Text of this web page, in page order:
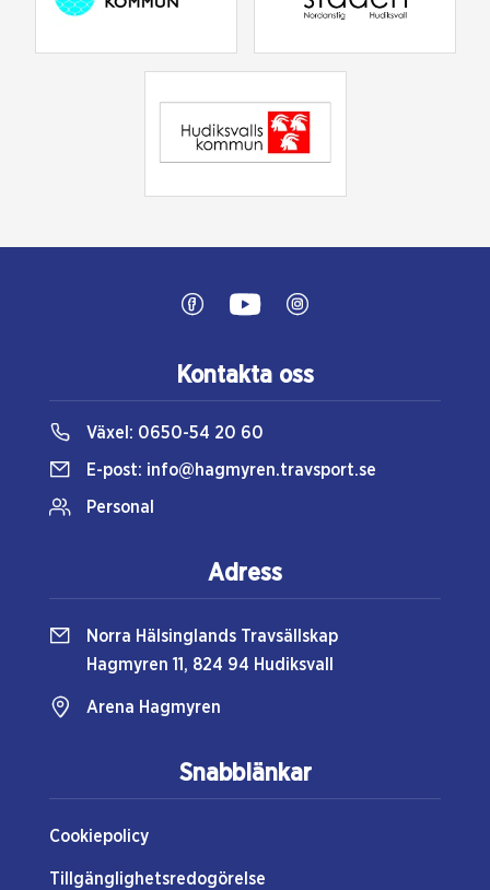
Snabblänkar
Cookiepolicy
Tillgänglighetsredogörelse
Kontakta oss
Växel: 0650-54 20 60
E-post: info@hagmyren.travsport.se
Personal
Adress
Norra Hälsinglands Travsällskap
Hagmyren 11, 824 94 Hudiksvall
Arena Hagmyren